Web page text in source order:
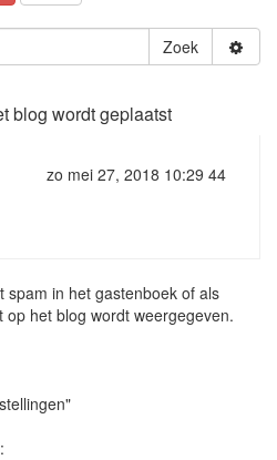
Zoek
blog wordt geplaatst
zo mei 27, 2018 10:29 44
spam in het gastenboek of als
het blog wordt weergegeven.